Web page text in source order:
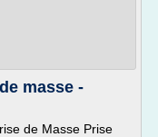
masse -
de Masse Prise